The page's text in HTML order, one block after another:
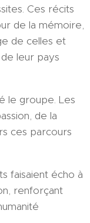
Ces récits
de la mémoire,
de celles et
leur pays
le groupe. Les
de la
ces parcours
faisaient écho à
renforçant